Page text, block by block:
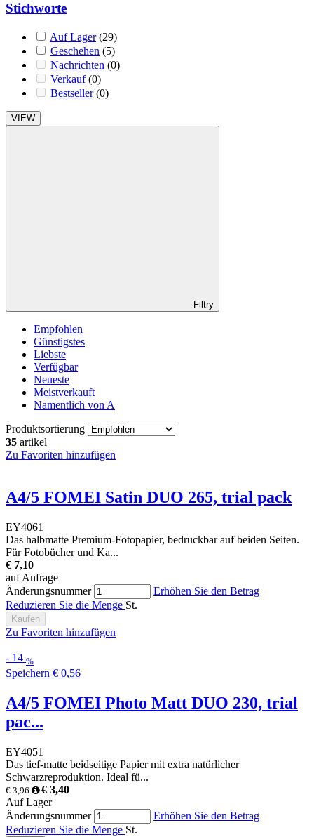
Stichworte
Auf Lager (29)
Geschehen (5)
Nachrichten (0)
Verkauf (0)
Bestseller (0)
VIEW
Filtry
Empfohlen
Günstigstes
Liebste
Verfügbar
Neueste
Meistverkauft
Namentlich von A
Produktsortierung
35 artikel
Zu Favoriten hinzufügen
A4/5 FOMEI Satin DUO 265, trial pack
EY4061
Das halbmatte Premium-Fotopapier, bedruckbar auf beiden Seiten.
Für Fotobücher und Ka...
€ 7,10
auf Anfrage
Änderungsnummer
Erhöhen Sie den Betrag
Reduzieren Sie die Menge St.
Kaufen
Zu Favoriten hinzufügen
- 14 %
Speichern € 0,56
A4/5 FOMEI Photo Matt DUO 230, trial
pac...
EY4051
Das tief-matte beidseitige Papier mit extra natürlicher
Schwarzreproduktion. Ideal fü...
€ 3,96
€ 3,40
Auf Lager
Änderungsnummer
Erhöhen Sie den Betrag
Reduzieren Sie die Menge St.